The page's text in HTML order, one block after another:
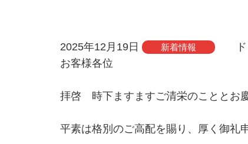
2025年12月19日 新着情報
お客様各位
拝啓 時下ますますご清栄のこととお
平素は格別のご高配を賜り、厚く御礼